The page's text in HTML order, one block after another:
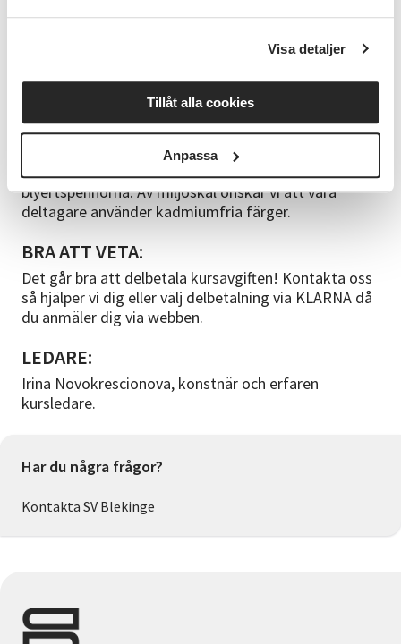
Visa detaljer
Tillåt alla cookies
Anpassa
ingår inte i kurspriset. Kursledaren går igenom vad du
behöver köpa eller komplettera med vid första
kurstillfället. Du behöver till exempel tusch- och
blyertspennor, pastellkritor, kol, skissblock (storlek
A3), färger och penslar, gärna olika mjukhetsgrad på
blyertspennorna. Av miljöskäl önskar vi att våra
deltagare använder kadmiumfria färger.
BRA ATT VETA:
Det går bra att delbetala kursavgiften! Kontakta oss
så hjälper vi dig eller välj delbetalning via KLARNA då
du anmäler dig via webben.
LEDARE:
Irina Novokrescionova, konstnär och erfaren
kursledare.
Har du några frågor?
Kontakta SV Blekinge